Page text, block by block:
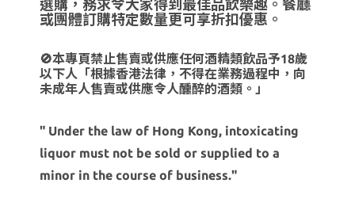
選購，務求令大家得到最佳品飲樂趣。餐廳
或團體訂購特定數量更可享折扣優惠。
🚫本專頁禁止售賣或供應任何酒精類飲品予18歲
以下人「根據香港法律，不得在業務過程中，向
未成年人售賣或供應令人醺醉的酒類。」
" Under the law of Hong Kong, intoxicating
liquor must not be sold or supplied to a
minor in the course of business."